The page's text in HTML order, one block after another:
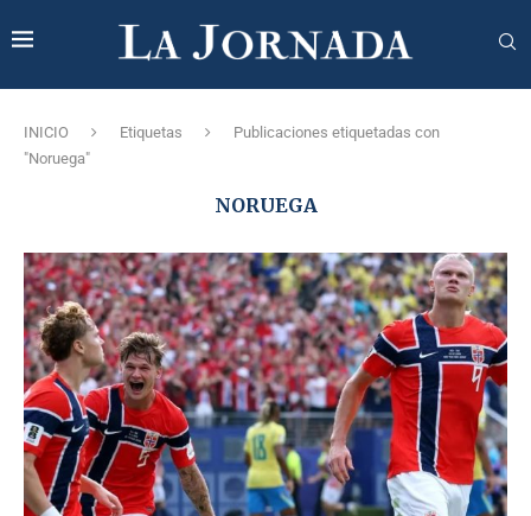
INICIO Etiquetas
Publicaciones etiquetadas con
"Noruega"
NORUEGA